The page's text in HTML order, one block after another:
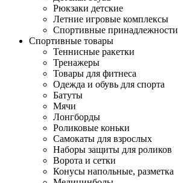
Рюкзаки детские
Летние игровые комплексы
Спортивные принадлежности
Спортивные товары
Теннисные ракетки
Тренажеры
Товары для фитнеса
Одежда и обувь для спорта
Батуты
Мячи
Лонгборды
Роликовые коньки
Самокаты для взрослых
Наборы защиты для роликов
Ворота и сетки
Конусы напольные, разметка